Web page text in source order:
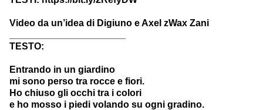
Video da un’idea di Digiuno e Axel zWax Zani
TESTO:
Entrando in un giardino
mi sono perso tra rocce e fiori.
Ho chiuso gli occhi tra i colori
e ho mosso i piedi volando su ogni gradino.